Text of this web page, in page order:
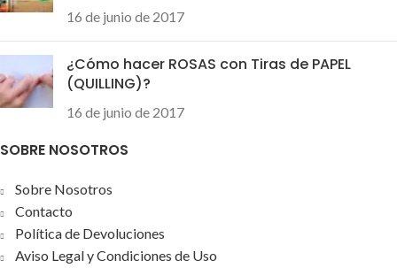
16 de junio de 2017
¿Cómo hacer ROSAS con Tiras de PAPEL
(QUILLING)?
16 de junio de 2017
SOBRE NOSOTROS
Sobre Nosotros
Contacto
Política de Devoluciones
Aviso Legal y Condiciones de Uso